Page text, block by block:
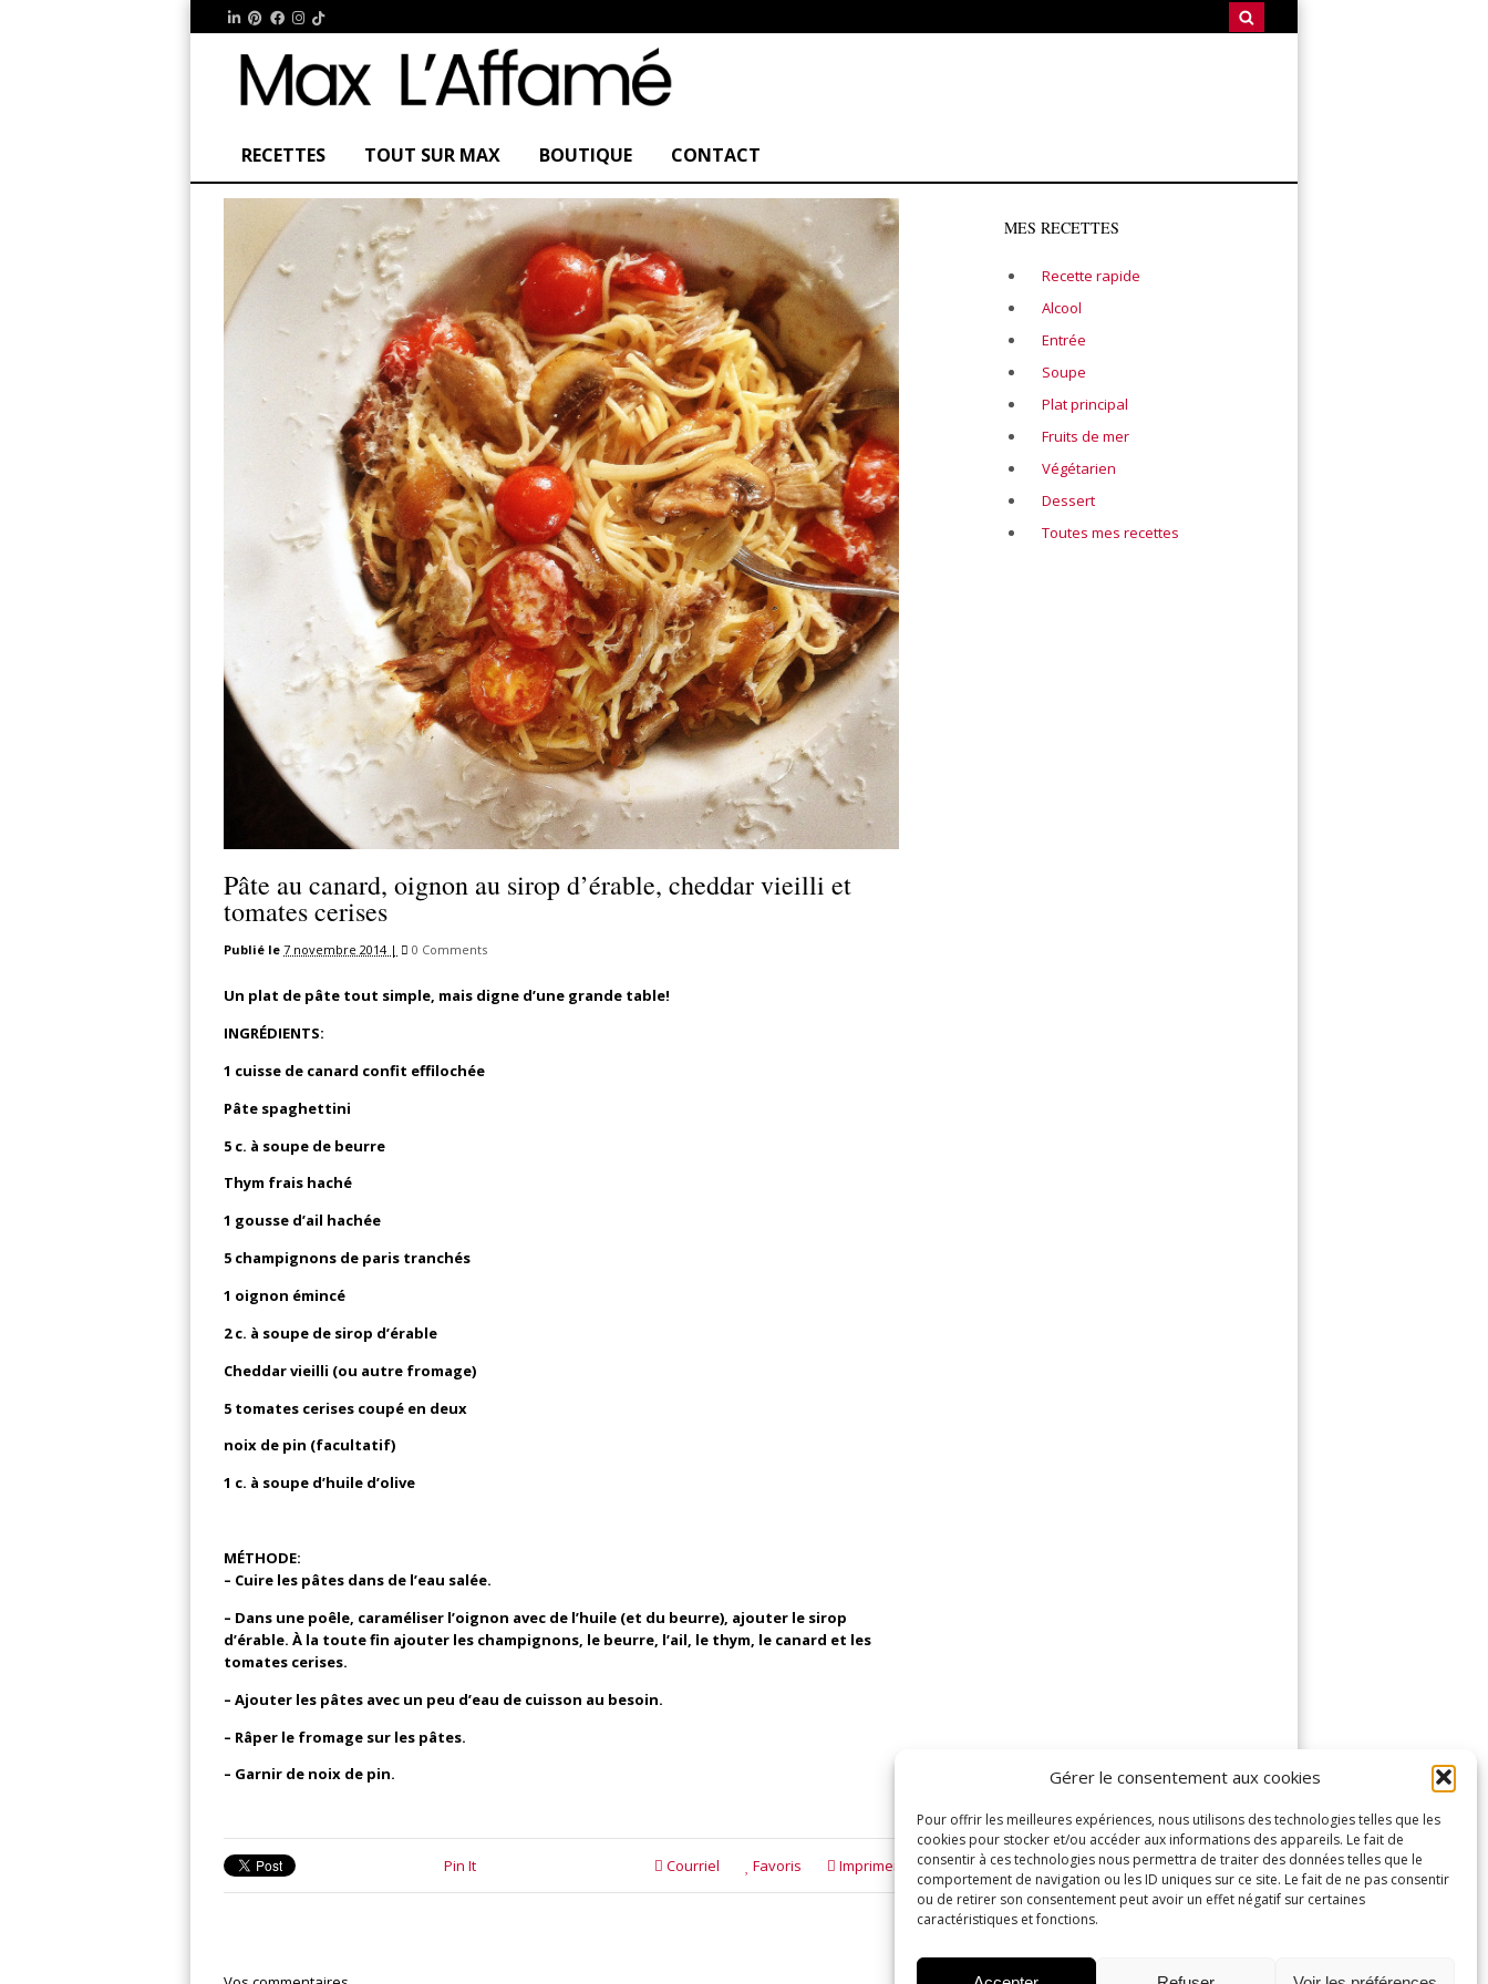
Gérer le consentement aux cookies
Pour offrir les meilleures expériences, nous utilisons des technologies telles que les
cookies pour stocker et/ou accéder aux informations des appareils. Le fait de
consentir à ces technologies nous permettra de traiter des données telles que le
comportement de navigation ou les ID uniques sur ce site. Le fait de ne pas consentir
ou de retirer son consentement peut avoir un effet négatif sur certaines
caractéristiques et fonctions.
RECETTES TOUT SUR MAX BOUTIQUE CONTACT
Pâte au canard, oignon au sirop d’érable, cheddar vieilli et
tomates cerises
Publié le 7 novembre 2014 | 0 Comments
Un plat de pâte tout simple, mais digne d’une grande table!
INGRÉDIENTS:
1 cuisse de canard confit effilochée
Pâte spaghettini
5 c. à soupe de beurre
Thym frais haché
1 gousse d’ail hachée
5 champignons de paris tranchés
1 oignon émincé
2 c. à soupe de sirop d’érable
Cheddar vieilli (ou autre fromage)
5 tomates cerises coupé en deux
noix de pin (facultatif)
1 c. à soupe d’huile d’olive
MÉTHODE:
– Cuire les pâtes dans de l’eau salée.
– Dans une poêle, caraméliser l’oignon avec de l’huile (et du beurre), ajouter le sirop
d’érable. À la toute fin ajouter les champignons, le beurre, l’ail, le thym, le canard et les
tomates cerises.
– Ajouter les pâtes avec un peu d’eau de cuisson au besoin.
– Râper le fromage sur les pâtes.
– Garnir de noix de pin.
Pin It Courriel Favoris Imprimer
MES RECETTES
Recette rapide
Alcool
Entrée
Soupe
Plat principal
Fruits de mer
Végétarien
Dessert
Toutes mes recettes